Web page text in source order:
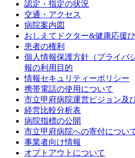
認定・指定の状況
交通・アクセス
病院案内図
おしえてドクター&健康応援
患者の権利
個人情報保護方針（プライバ
報の利用目的
情報セキュリティーポリシー
携帯電話の使用について
市立甲府病院運営ビジョン及
経営比較分析表
病院指標の公開
市立甲府病院への寄付につい
事業者向け情報
オプトアウトについて